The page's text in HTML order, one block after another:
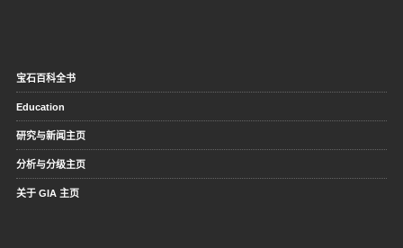
宝石百科全书
Education
研究与新闻主页
分析与分级主页
关于 GIA 主页